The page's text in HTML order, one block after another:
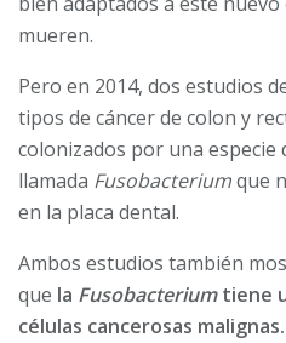
mueren.
Pero en 2014, dos estudios
tipos de cáncer de colon y
colonizados por una especie
llamada Fusobacteriumque
en la placa dental.
Ambos estudios también
que la Fusobacteriumtiene
células cancerosas malignas.